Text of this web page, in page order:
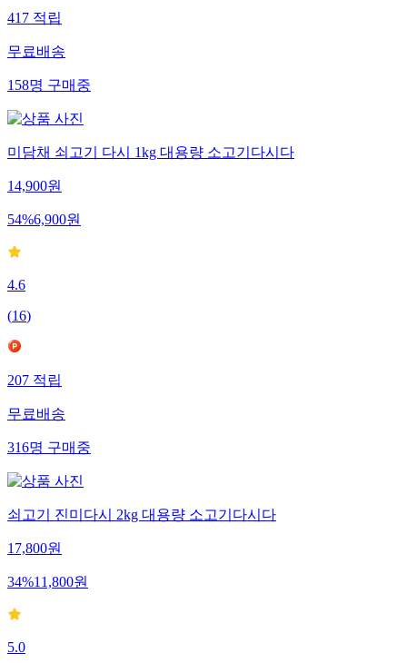
417적립
무료배송
158명구매중
미담채 쇠고기 다시 1kg 대용량 소고기다시다
14,900원
54%6,900원
4.6
(16)
207적립
무료배송
316명구매중
쇠고기 진미다시 2kg 대용량 소고기다시다
17,800원
34%11,800원
5.0